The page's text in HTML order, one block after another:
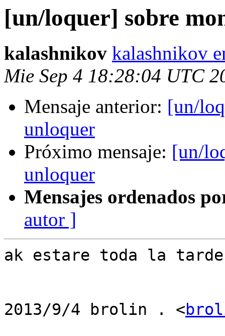
[un/loquer] sobre
kalashnikov kalashnikov
Mie Sep 4 18:28:04 UTC
Mensaje anterior: [un/
unloquer
Próximo mensaje: [un/
unloquer
Mensajes ordenados
autor ]
ak estare toda la
2013/9/4 brolin . <